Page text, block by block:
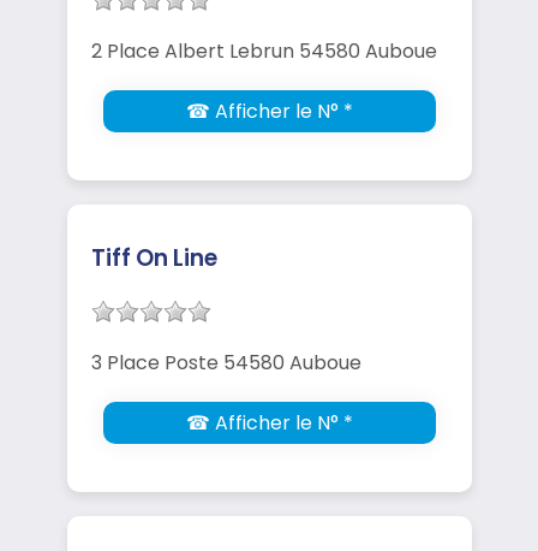
2 Place Albert Lebrun 54580 Auboue
☎ Afficher le N° *
Tiff On Line
3 Place Poste 54580 Auboue
☎ Afficher le N° *